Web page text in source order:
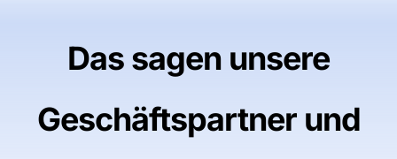
Das sagen unsere
Geschäftspartner und